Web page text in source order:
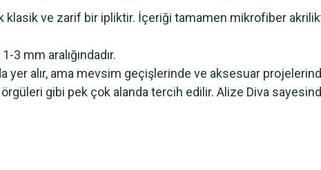
klasik ve zarif bir ipliktir. İçeriği tamamen mikrofiber
3 mm aralığındadır.
alır, ama mevsim geçişlerinde ve aksesuar
örgüleri gibi pek çok alanda tercih edilir. Alize Diva